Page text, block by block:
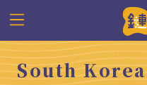
South Korea